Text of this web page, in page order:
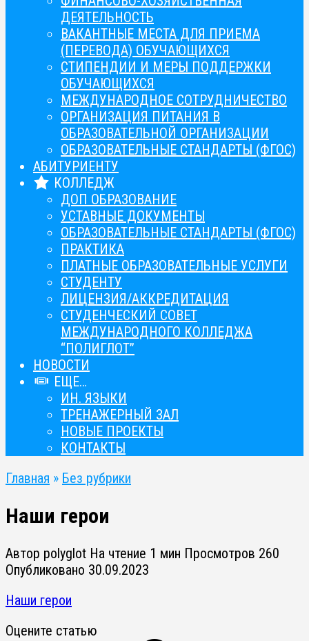
ДЕЯТЕЛЬНОСТЬ
ВАКАНТНЫЕ МЕСТА ДЛЯ ПРИЕМА
(ПЕРЕВОДА) ОБУЧАЮЩИХСЯ
СТИПЕНДИИ И МЕРЫ ПОДДЕРЖКИ
ОБУЧАЮЩИХСЯ
МЕЖДУНАРОДНОЕ СОТРУДНИЧЕСТВО
ОРГАНИЗАЦИЯ ПИТАНИЯ В
ОБРАЗОВАТЕЛЬНОЙ ОРГАНИЗАЦИИ
ОБРАЗОВАТЕЛЬНЫЕ СТАНДАРТЫ (ФГОС)
АБИТУРИЕНТУ
КОЛЛЕДЖ
ДОП ОБРАЗОВАНИЕ
УСТАВНЫЕ ДОКУМЕНТЫ
ОБРАЗОВАТЕЛЬНЫЕ СТАНДАРТЫ (ФГОС)
ПРАКТИКА
ПЛАТНЫЕ ОБРАЗОВАТЕЛЬНЫЕ УСЛУГИ
СТУДЕНТУ
ЛИЦЕНЗИЯ/АККРЕДИТАЦИЯ
СТУДЕНЧЕСКИЙ СОВЕТ
МЕЖДУНАРОДНОГО КОЛЛЕДЖА
“ПОЛИГЛОТ”
НОВОСТИ
ЕЩЕ…
ИН. ЯЗЫКИ
ТРЕНАЖЕРНЫЙ ЗАЛ
НОВЫЕ ПРОЕКТЫ
КОНТАКТЫ
Главная » Без рубрики
Наши герои
Автор polyglot На чтение 1 мин Просмотров 260
Опубликовано 30.09.2023
Наши герои
Оцените статью